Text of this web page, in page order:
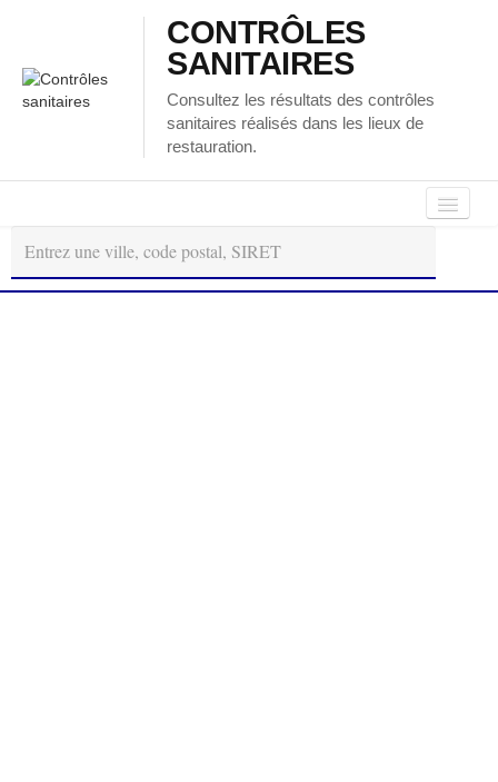
CONTRÔLES
SANITAIRES
Consultez les résultats des contrôles
sanitaires réalisés dans les lieux de
restauration.
Autour
de
moi
Régions